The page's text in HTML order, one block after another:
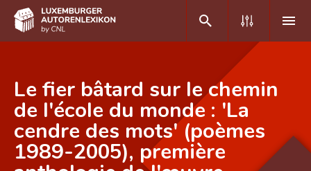
DE FR
Home
Autor(inn)en A-Z
Le fier bâtard sur le chemin
de l'école du monde : 'La
cendre des mots' (poèmes
1989-2005), première